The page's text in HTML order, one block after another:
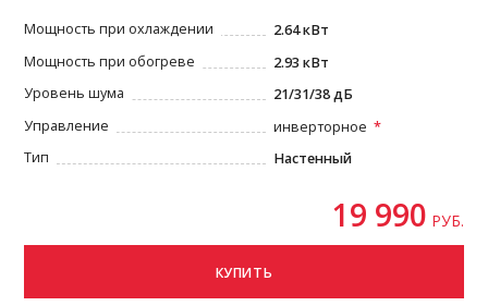
Мощность при охлаждении
2.64 кВт
Мощность при обогреве
2.93 кВт
Уровень шума
21/31/38 дБ
Управление
инверторное
Тип
Настенный
19 990 РУБ.
КУПИТЬ